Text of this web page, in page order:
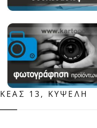
ΚΈΑΣ 13, ΚΥΨΈΛΗ